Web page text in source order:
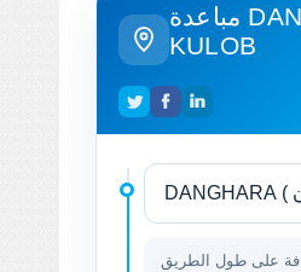
مباعدة DANGHARA -
KULOB
على طول الطريق